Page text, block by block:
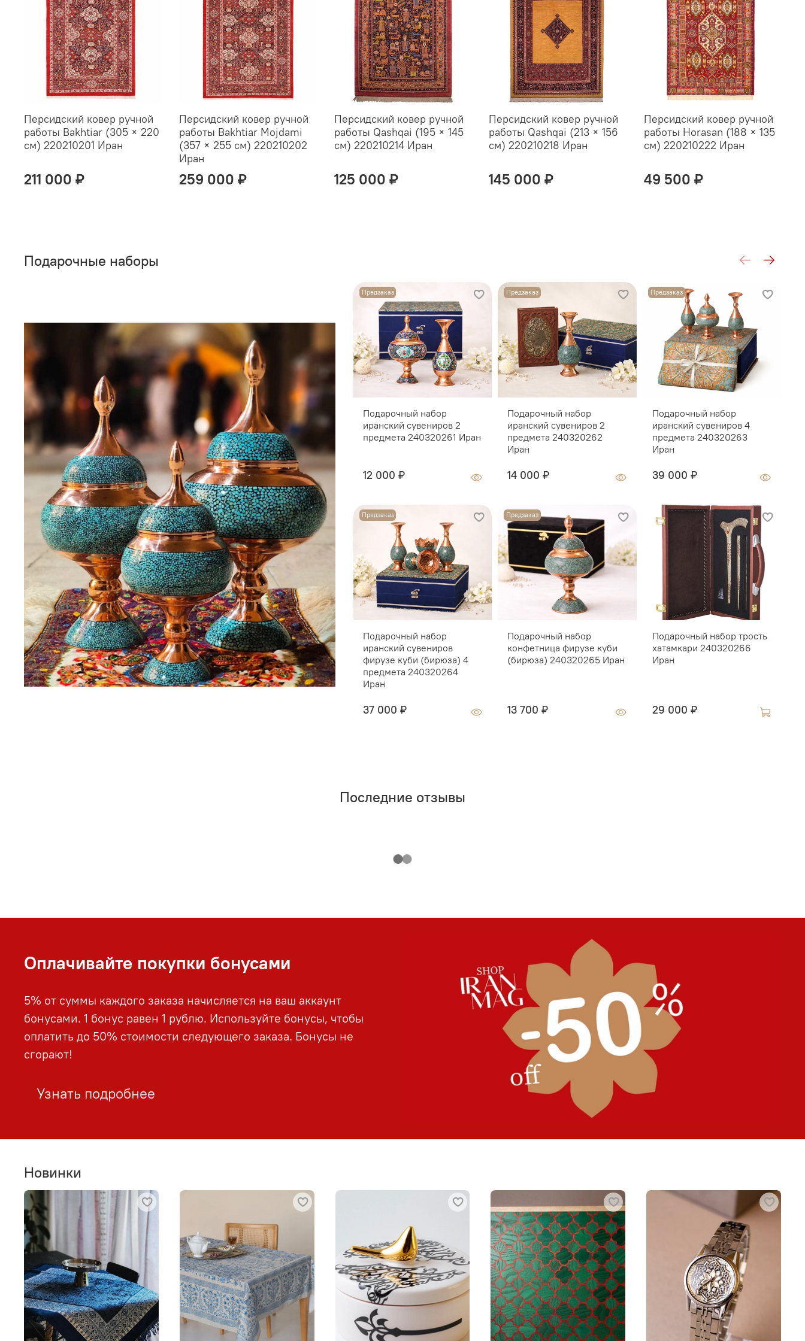
Персидский ковер ручной
работы Bakhtiar (305 × 220
см) 220210201 Иран
211 000 ₽
Персидский ковер ручной
работы Bakhtiar Mojdami
(357 × 255 см) 220210202
Иран
259 000 ₽
Персидский ковер ручной
работы Qashqai (195 × 145
см) 220210214 Иран
125 000 ₽
Персидский ковер ручной
работы Qashqai (213 × 156
см) 220210218 Иран
145 000 ₽
Персидский ковер ручной
работы Horasan (188 × 135
см) 220210222 Иран
49 500 ₽
Подарочные наборы
Предзаказ
Подарочный набор
иранский сувениров 2
предмета 240320261 Иран
12 000 ₽
Предзаказ
Подарочный набор
иранский сувениров
фирузе куби (бирюза) 4
предмета 240320264
Иран
37 000 ₽
Предзаказ
Подарочный набор
иранский сувениров 2
предмета 240320262
Иран
14 000 ₽
Предзаказ
Подарочный набор
конфетница фирузе куби
(бирюза) 240320265 Иран
13 700 ₽
Предзаказ
Подарочный набор
иранский сувениров 4
предмета 240320263
Иран
39 000 ₽
Подарочный набор трость
хатамкари 240320266
Иран
29 000 ₽
Последние отзывы
Оплачивайте покупки бонусами
5% от суммы каждого заказа начисляется на ваш аккаунт
бонусами. 1 бонус равен 1 рублю. Используйте бонусы, чтобы
оплатить до 50% стоимости следующего заказа. Бонусы не
сгорают!
Узнать подробнее
Новинки